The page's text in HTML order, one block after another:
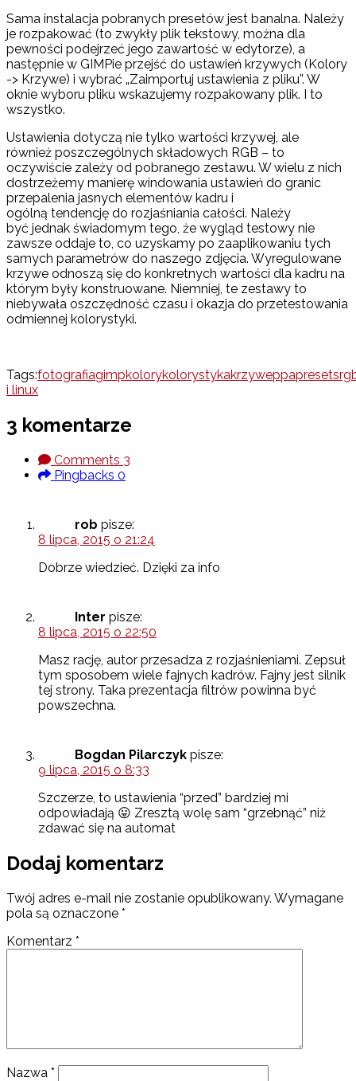
Sama instalacja pobranych presetów jest banalna. Należy
je rozpakować (to zwykły plik tekstowy, można dla
pewności podejrzeć jego zawartość w edytorze), a
następnie w GIMPie przejść do ustawień krzywych (Kolory
-> Krzywe) i wybrać „Zaimportuj ustawienia z pliku”. W
oknie wyboru pliku wskazujemy rozpakowany plik. I to
wszystko.
Ustawienia dotyczą nie tylko wartości krzywej, ale
również poszczególnych składowych RGB – to
oczywiście zależy od pobranego zestawu. W wielu z nich
dostrzeżemy manierę windowania ustawień do granic
przepalenia jasnych elementów kadru i
ogólną tendencję do rozjaśniania całości. Należy
być jednak świadomym tego, że wygląd testowy nie
zawsze oddaje to, co uzyskamy po zaaplikowaniu tych
samych parametrów do naszego zdjęcia. Wyregulowane
krzywe odnoszą się do konkretnych wartości dla kadru na
którym były konstruowane. Niemniej, te zestawy to
niebywała oszczędność czasu i okazja do przetestowania
odmiennej kolorystyki.
Tags:fotografiagimpkolorykolorystykakrzyweppapresets
i linux
3 komentarze
Comments 3
Pingbacks 0
rob pisze:
8 lipca, 2015 o 21:24
Dobrze wiedzieć. Dzięki za info
Inter pisze:
8 lipca, 2015 o 22:50
Masz rację, autor przesadza z rozjaśnieniami. Zepsuł
tym sposobem wiele fajnych kadrów. Fajny jest silnik
tej strony. Taka prezentacja filtrów powinna być
powszechna.
Bogdan Pilarczyk pisze:
9 lipca, 2015 o 8:33
Szczerze, to ustawienia “przed” bardziej mi
odpowiadają 😛 Zresztą wolę sam “grzebnąć” niż
zdawać się na automat
Dodaj komentarz
Twój adres e-mail nie zostanie opublikowany. Wymagane
pola są oznaczone *
Komentarz *
Nazwa *